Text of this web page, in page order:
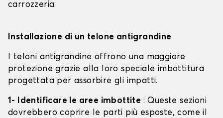
carrozzeria.
Installazione di un telone antigrandine
I teloni antigrandine offrono una maggiore
protezione grazie alla loro speciale imbottitura
progettata per assorbire gli impatti.
1- Identificare le aree imbottite : Queste sezioni
dovrebbero coprire le parti più esposte, come il